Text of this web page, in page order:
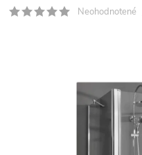
Neohodnotené